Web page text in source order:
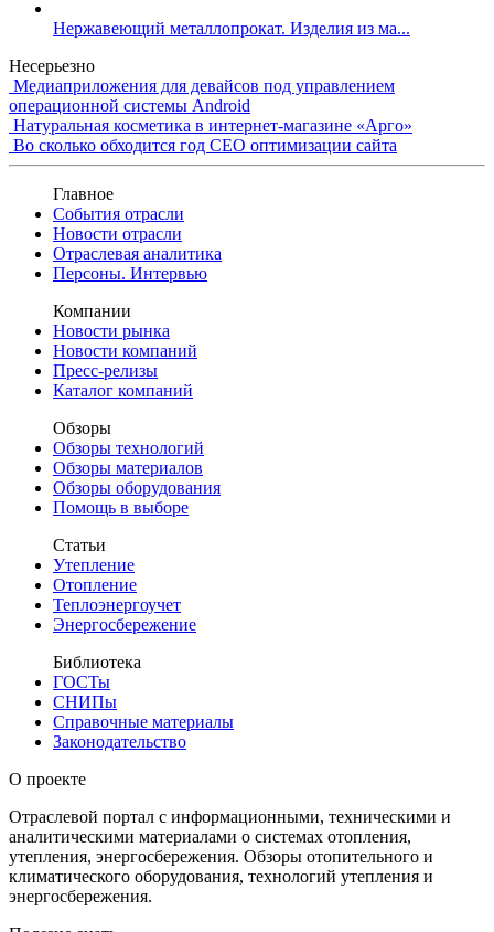
Нержавеющий металлопрокат. Изделия из ма...
Несерьезно
Медиаприложения для девайсов под управлением
операционной системы Android
Натуральная косметика в интернет-магазине «Арго»
Во сколько обходится год СЕО оптимизации сайта
Главное
События отрасли
Новости отрасли
Отраслевая аналитика
Персоны. Интервью
Компании
Новости рынка
Новости компаний
Пресс-релизы
Каталог компаний
Обзоры
Обзоры технологий
Обзоры материалов
Обзоры оборудования
Помощь в выборе
Статьи
Утепление
Отопление
Теплоэнергоучет
Энергосбережение
Библиотека
ГОСТы
СНИПы
Справочные материалы
Законодательство
О проекте
Отраслевой портал с информационными, техническими и
аналитическими материалами о системах отопления,
утепления, энергосбережения. Обзоры отопительного и
климатического оборудования, технологий утепления и
энергосбережения.